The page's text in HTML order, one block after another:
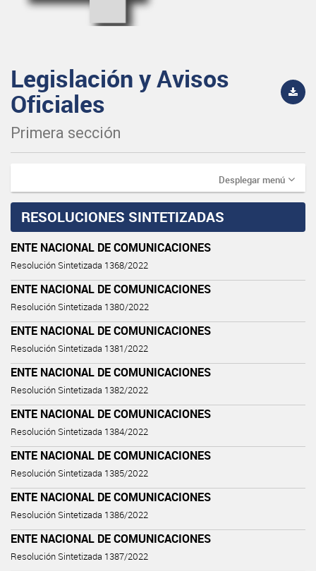
Legislación y Avisos
Oficiales
Primera sección
Desplegar menú
RESOLUCIONES SINTETIZADAS
ENTE NACIONAL DE COMUNICACIONES
Resolución Sintetizada 1368/2022
ENTE NACIONAL DE COMUNICACIONES
Resolución Sintetizada 1380/2022
ENTE NACIONAL DE COMUNICACIONES
Resolución Sintetizada 1381/2022
ENTE NACIONAL DE COMUNICACIONES
Resolución Sintetizada 1382/2022
ENTE NACIONAL DE COMUNICACIONES
Resolución Sintetizada 1384/2022
ENTE NACIONAL DE COMUNICACIONES
Resolución Sintetizada 1385/2022
ENTE NACIONAL DE COMUNICACIONES
Resolución Sintetizada 1386/2022
ENTE NACIONAL DE COMUNICACIONES
Resolución Sintetizada 1387/2022